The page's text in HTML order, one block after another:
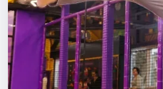
Площадки
Артисты
Рейтинги